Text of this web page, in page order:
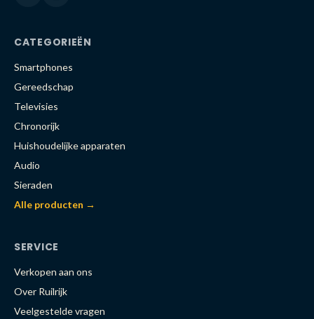
CATEGORIEËN
Smartphones
Gereedschap
Televisies
Chronorijk
Huishoudelijke apparaten
Audio
Sieraden
Alle producten →
SERVICE
Verkopen aan ons
Over Ruilrijk
Veelgestelde vragen